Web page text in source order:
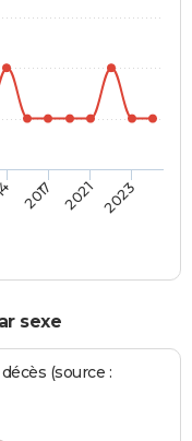
2017 2021 2023
sexe
(source :